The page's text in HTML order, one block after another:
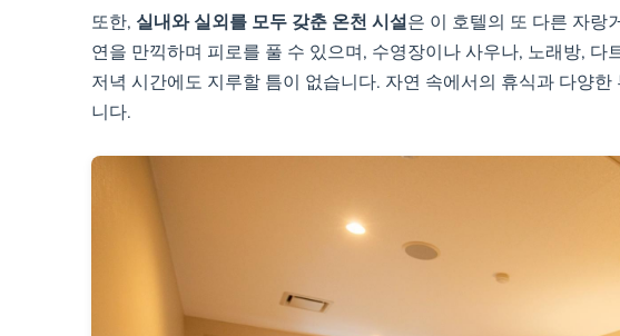
또한, 실내와 실외를 모두 갖춘 온천 시설은 이 호텔의 또 다른 자랑
연을 만끽하며 피로를 풀 수 있으며, 수영장이나 사우나, 노래방,
저녁 시간에도 지루할 틈이 없습니다. 자연 속에서의 휴식과 다양
니다.